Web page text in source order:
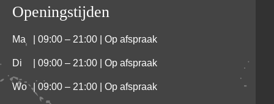
Openingstijden
Ma | 09:00 – 21:00 | Op afspraak
Di | 09:00 – 21:00 | Op afspraak
Wo | 09:00 – 21:00 | Op afspraak